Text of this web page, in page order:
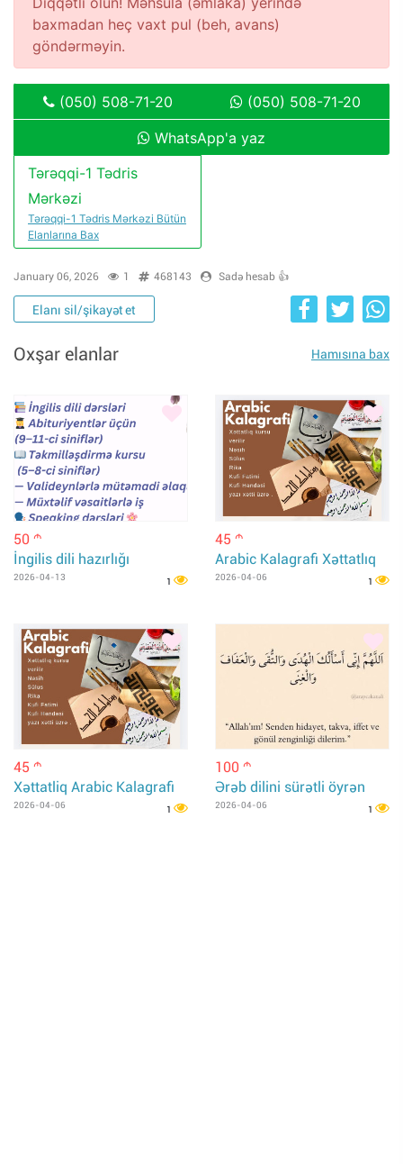
baxmadan heç vaxt pul (beh, avans)
göndərməyin.
(050) 508-71-20
(050) 508-71-20
WhatsApp'a yaz
Tərəqqi-1 Tədris
Mərkəzi
Tərəqqi-1 Tədris Mərkəzi Bütün
Elanlarına Bax
January 06, 2026 1 468143 Sadə hesab 👍
Elanı sil/şikayət et
Oxşar elanlar Hamısına bax
50 m
İngilis dili hazırlığı
2026-04-13 1
45 m
Arabic Kalagrafi Xəttatlıq
2026-04-06 1
45 m
Xəttatliq Arabic Kalagrafi
2026-04-06 1
100 m
Ərəb dilini sürətli öyrən
2026-04-06 1